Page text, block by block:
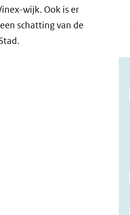
wijk. Ook is er
schatting van de